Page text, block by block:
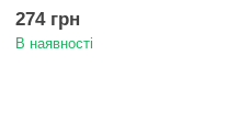
274 грн
В наявності